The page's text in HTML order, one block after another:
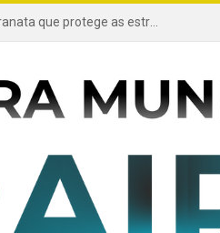
Projeto de autoria do presidente Gessé Maranata que protege as estradas vicinais de Trairão é transformado em lei